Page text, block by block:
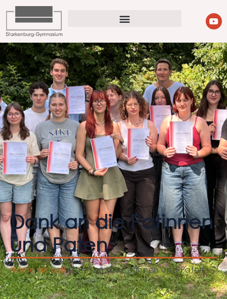
Dank an die Patinnen
und Paten
Home aktuell Dank an die Patinnen und Paten